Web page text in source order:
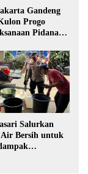
Gandeng
Progo
Pidana
Salurkan
Bersih untuk